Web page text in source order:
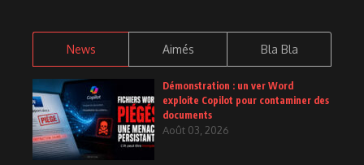
News Aimés Bla Bla
Démonstration : un ver Word
exploite Copilot pour contaminer des
documents
Août 03, 2026